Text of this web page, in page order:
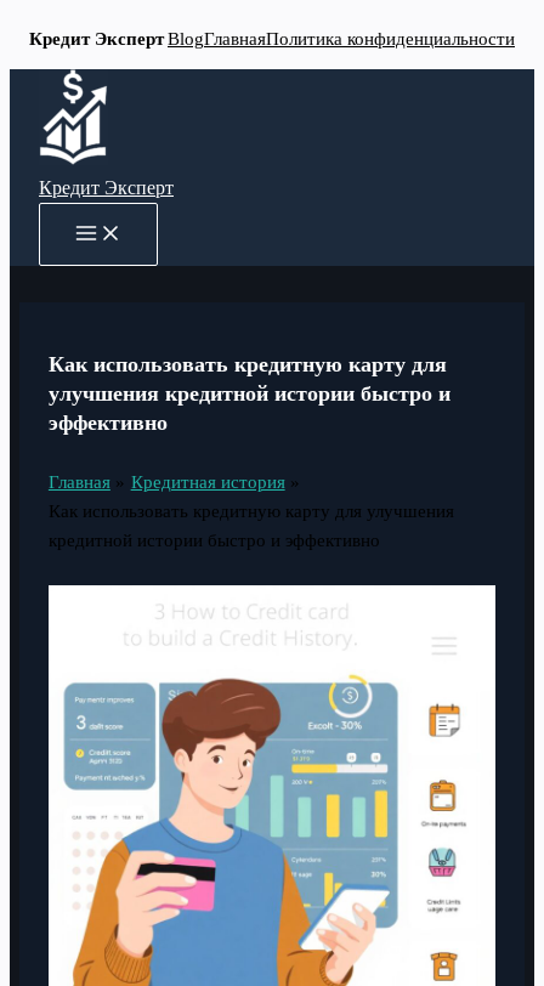
Кредит ЭкспертBlogГлавнаяПолитика конфиденциальности
Перейти
содержимому
Кредит Эксперт
MAIN
MENU
Как использовать кредитную карту для
улучшения кредитной истории быстро и
эффективно
Главная
Кредитная история
Как использовать кредитную карту для улучшения
кредитной истории быстро и эффективно